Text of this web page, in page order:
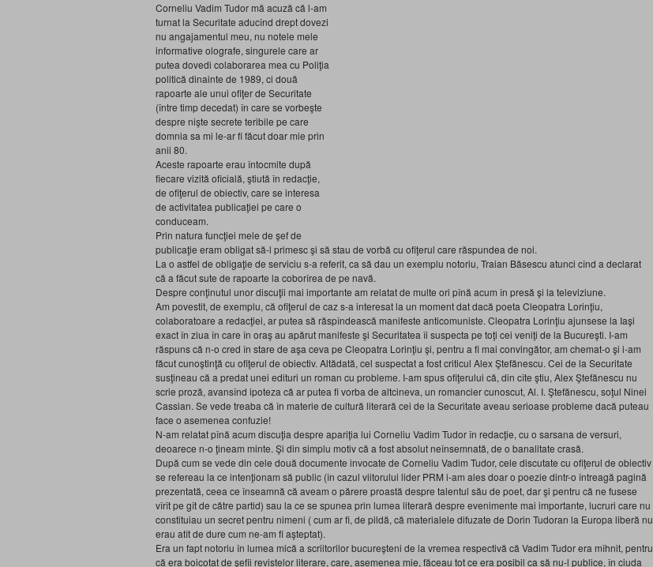
Corneliu Vadim Tudor mă acuză că l-am
turnat la Securitate aducînd drept dovezi
nu angajamentul meu, nu notele mele
informative olografe, singurele care ar
putea dovedi colaborarea mea cu Poliţia
politică dinainte de 1989, ci două
rapoarte ale unui ofiţer de Securitate
(între timp decedat) în care se vorbeşte
despre nişte secrete teribile pe care
domnia sa mi le-ar fi făcut doar mie prin
anii 80.
Aceste rapoarte erau întocmite după
fiecare vizită oficială, ştiută în redacţie,
de ofiţerul de obiectiv, care se interesa
de activitatea publicaţiei pe care o
conduceam.
Prin natura funcţiei mele de şef de
publicaţie eram obligat să-l primesc şi să stau de vorbă cu ofiţerul care răspundea de noi.
La o astfel de obligaţie de serviciu s-a referit, ca să dau un exemplu notoriu, Traian Băsescu atunci cînd a declarat
că a făcut sute de rapoarte la coborîrea de pe navă.
Despre conţinutul unor discuţii mai importante am relatat de multe ori pînă acum în presă şi la televiziune.
Am povestit, de exemplu, că ofiţerul de caz s-a interesat la un moment dat dacă poeta Cleopatra Lorinţiu,
colaboratoare a redacţiei, ar putea să răspîndească manifeste anticomuniste. Cleopatra Lorinţiu ajunsese la Iaşi
exact în ziua în care în oraş au apărut manifeste şi Securitatea îi suspecta pe toţi cei veniţi de la Bucureşti. I-am
răspuns că n-o cred în stare de aşa ceva pe Cleopatra Lorinţiu şi, pentru a fi mai convingător, am chemat-o şi i-am
făcut cunoştinţă cu ofiţerul de obiectiv. Altădată, cel suspectat a fost criticul Alex Ştefănescu. Cei de la Securitate
susţineau că a predat unei edituri un roman cu probleme. I-am spus ofiţerului că, din cîte ştiu, Alex Ştefănescu nu
scrie proză, avansînd ipoteza că ar putea fi vorba de altcineva, un romancier cunoscut, Al. I. Ştefănescu, soţul Ninei
Cassian. Se vede treaba că în materie de cultură literară cei de la Securitate aveau serioase probleme dacă puteau
face o asemenea confuzie!
N-am relatat pînă acum discuţia despre apariţia lui Corneliu Vadim Tudor în redacţie, cu o sarsana de versuri,
deoarece n-o ţineam minte. Şi din simplu motiv că a fost absolut neînsemnată, de o banalitate crasă.
După cum se vede din cele două documente invocate de Corneliu Vadim Tudor, cele discutate cu ofiţerul de obiectiv
se refereau la ce intenţionam să public (în cazul viitorului lider PRM i-am ales doar o poezie dintr-o întreagă pagină
prezentată, ceea ce înseamnă că aveam o părere proastă despre talentul său de poet, dar şi pentru că ne fusese
vîrît pe gît de către partid) sau la ce se spunea prin lumea literară despre evenimente mai importante, lucruri care nu
constituiau un secret pentru nimeni ( cum ar fi, de pildă, că materialele difuzate de Dorin Tudoran la Europa liberă nu
erau atît de dure cum ne-am fi aşteptat).
Era un fapt notoriu în lumea mică a scriitorilor bucureşteni de la vremea respectivă că Vadim Tudor era mîhnit, pentru
că era boicotat de şefii revistelor literare, care, asemenea mie, făceau tot ce era posibil ca să nu-l publice, în ciuda